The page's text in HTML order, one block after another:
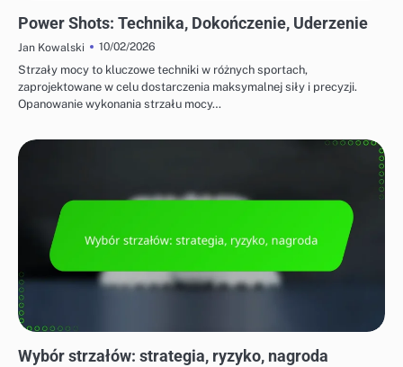
Power Shots: Technika, Dokończenie, Uderzenie
Jan Kowalski
10/02/2026
Strzały mocy to kluczowe techniki w różnych sportach,
zaprojektowane w celu dostarczenia maksymalnej siły i precyzji.
Opanowanie wykonania strzału mocy…
Wybór strzałów: strategia, ryzyko, nagroda